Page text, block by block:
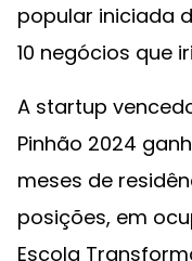
popular iniciada
10 negócios que
A startup
Pinhão 2024
meses de
posições, em
Escola